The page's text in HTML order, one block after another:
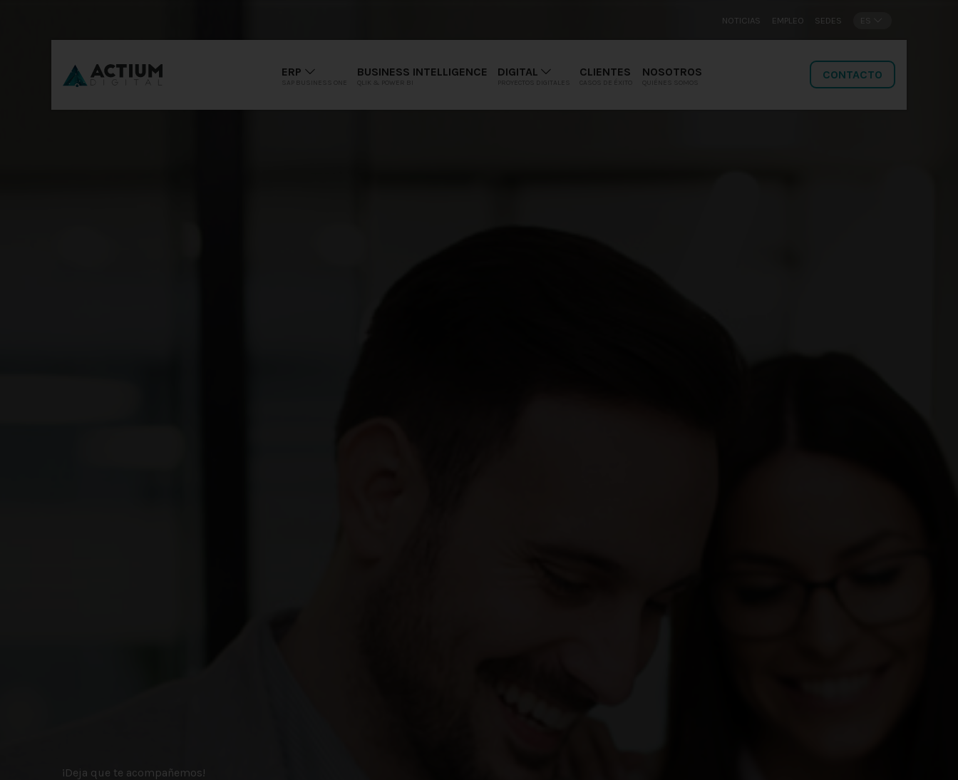
NOTICIAS EMPLEO SEDES ES
ERP BUSINESS INTELLIGENCE
QLIK & POWER BI
DIGITAL
PROYECTOS DIGITALES
CLIENTES
CASOS DE ÉXITO
NOSOTROS
QUIÉNES SOMOS
CONTACTO
¡Deja que te acompañemos!